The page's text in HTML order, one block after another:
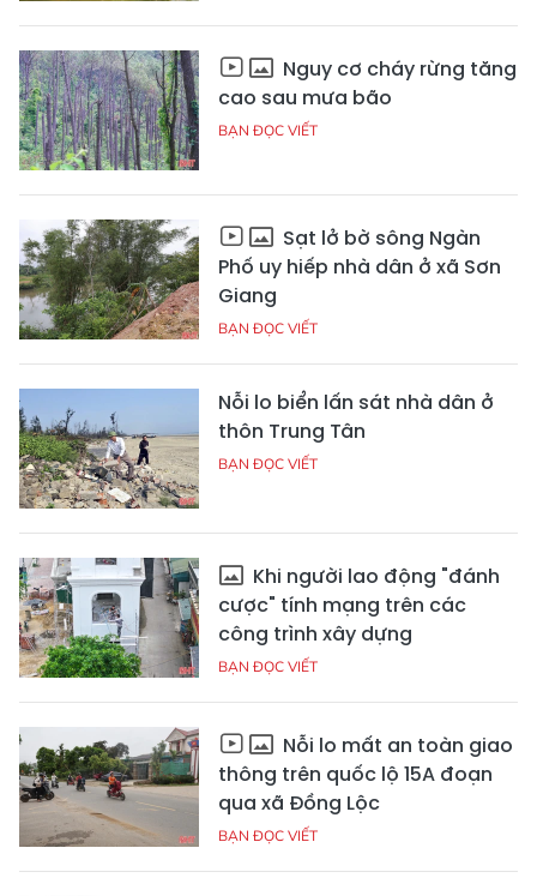
Nguy cơ cháy rừng tăng
cao sau mưa bão
BẠN ĐỌC VIẾT
Sạt lở bờ sông Ngàn
Phố uy hiếp nhà dân ở xã Sơn
Giang
BẠN ĐỌC VIẾT
Nỗi lo biển lấn sát nhà dân ở
thôn Trung Tân
BẠN ĐỌC VIẾT
Khi người lao động "đánh
cược" tính mạng trên các
công trình xây dựng
BẠN ĐỌC VIẾT
Nỗi lo mất an toàn giao
thông trên quốc lộ 15A đoạn
qua xã Đồng Lộc
BẠN ĐỌC VIẾT